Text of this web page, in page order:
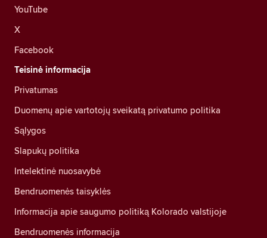
YouTube
X
Facebook
Teisinė informacija
Privatumas
Duomenų apie vartotojų sveikatą privatumo politika
Sąlygos
Slapukų politika
Intelektinė nuosavybė
Bendruomenės taisyklės
Informacija apie saugumo politiką Kolorado valstijoje
Bendruomenės informacija